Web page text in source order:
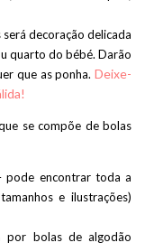
decoração delicada
quarto do bébé. Darão
que as ponha. Deixe-
se compõe de bolas
pode encontrar toda a
e ilustrações)
por bolas de algodão